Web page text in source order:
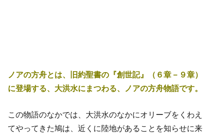
ノアの方舟とは、旧約聖書の『創世記』（６章－９章）
に登場する、大洪水にまつわる、ノアの方舟物語です。
この物語のなかでは、大洪水のなかにオリーブをくわえ
てやってきた鳩は、近くに陸地があることを知らせに来